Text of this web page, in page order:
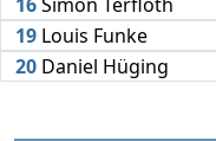
19 Louis Funke
20 Daniel Hüging